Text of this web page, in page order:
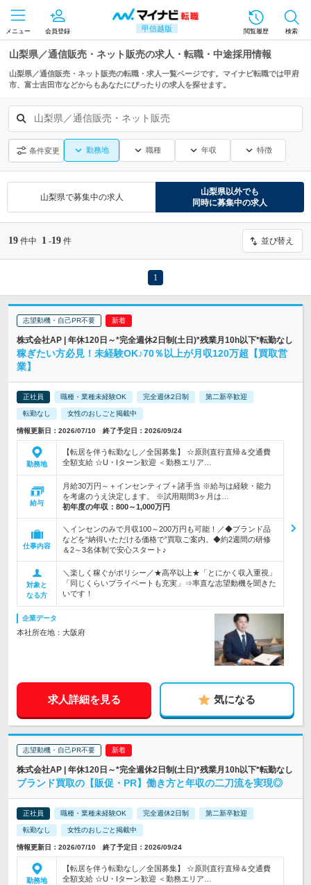
甲信越版
メニュー 会員登録 閲覧履歴 検索
山梨県／通信販売・ネット販売の求人・転職・中途採用情報
山梨県／通信販売・ネット販売の転職・求人一覧ページです。マイナビ転職では甲府
市、富士吉田市などからもあなたにぴったりの求人を探せます。
山梨県／通信販売・ネット販売
条件変更 勤務地 職種 年収 特徴
山梨県で募集中の求人
山梨県以外でも
同時に募集中の求人
19 件中 1 -19 件 並び替え
1
志望動機・自己PR不要
株式会社AP | 年休120日～*完全週休2日制(土日)*残業月10h以下*転勤なし
稼ぎたい方必見！未経験OK♪70％以上が月収120万超【買取営
業】
正社員 職種・業種未経験OK 完全週休2日制 第二新卒歓迎
転勤なし 女性のおしごと掲載中
情報更新日：2026/07/10 終了予定日：2026/09/24
勤務地
【転居を伴う転勤なし／全国募集】 ☆原則直行直帰＆交通費
全額支給 ☆U・Iターン歓迎 ＜勤務エリア…
給与
月給30万円～＋インセンティブ＋諸手当 ※給与は経験・能力
を考慮のうえ決定します。 ※試用期間3ヶ月は…
初年度の年収： 800～1,000万円
仕事内容
＼インセンのみで月収100～200万円も可能！／◆ブランド品
などを“納得いただける価格で”買取ご案内。◆約2週間の研修
＆2～3名体制で安心スタート♪
対象と
なる方
＼楽しく稼ぐがポリシー／★高卒以上★「とにかく収入重視」
「同じくらいプライベートも充実」⇒率直な志望動機を聞きた
いです！
企業データ
本社所在地：大阪府
求人詳細を見る 気になる
志望動機・自己PR不要
株式会社AP | 年休120日～*完全週休2日制(土日)*残業月10h以下*転勤なし
ブランド買取の【販促・PR】働き方と年収の二刀流を実現◎
正社員 職種・業種未経験OK 完全週休2日制 第二新卒歓迎
転勤なし 女性のおしごと掲載中
情報更新日：2026/07/10 終了予定日：2026/09/24
勤務地
【転居を伴う転勤なし／全国募集】 ☆原則直行直帰＆交通費
全額支給 ☆U・Iターン歓迎 ＜勤務エリア…